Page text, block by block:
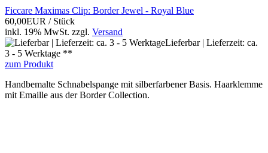
Ficcare Maximas Clip: Border Jewel - Royal Blue
60,00EUR / Stück
inkl. 19% MwSt. zzgl. Versand
Lieferbar | Lieferzeit: ca.
3 - 5 Werktage **
zum Produkt
Handbemalte Schnabelspange mit silberfarbener Basis. Haarklemme
mit Emaille aus der Border Collection.